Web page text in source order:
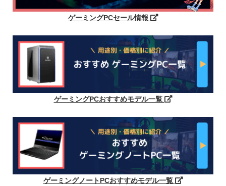
ゲーミングPCセール情報
ゲーミングPCおすすめモデル一覧
ゲーミングノートPCおすすめモデル一覧